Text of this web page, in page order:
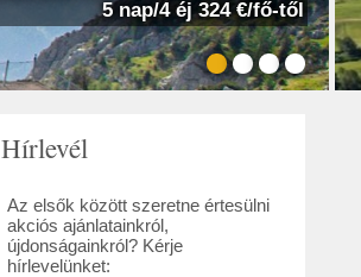
5 nap/4 éj 324 €/fő-től
Hírlevél
Az elsők között szeretne értesülni
akciós ajánlatainkról,
újdonságainkról? Kérje
hírlevelünket: